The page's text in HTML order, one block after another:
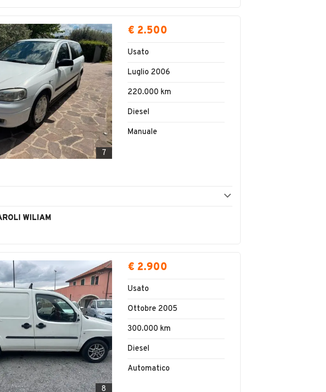
7
€ 2.500
Usato
Luglio 2006
220.000 km
Diesel
Manuale
WILIAM
8
€ 2.900
Usato
Ottobre 2005
300.000 km
Diesel
Automatico